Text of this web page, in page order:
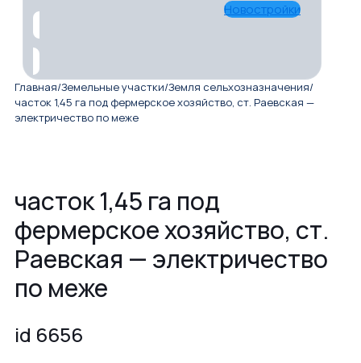
Новостройки
Главная/Земельные участки/Земля сельхозназначения/
часток 1,45 га под фермерское хозяйство, ст. Раевская —
электричество по меже
часток 1,45 га под
фермерское хозяйство, ст.
Раевская — электричество
по меже
id 6656